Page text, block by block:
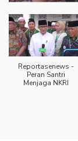
Reportasenews -
Peran Santri
Menjaga NKRI